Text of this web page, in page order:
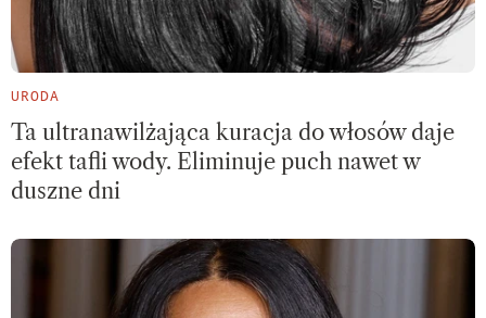
URODA
Ta ultranawilżająca kuracja do włosów daje
efekt tafli wody. Eliminuje puch nawet w
duszne dni